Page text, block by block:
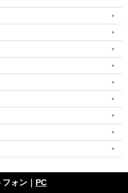
ォン｜ PC